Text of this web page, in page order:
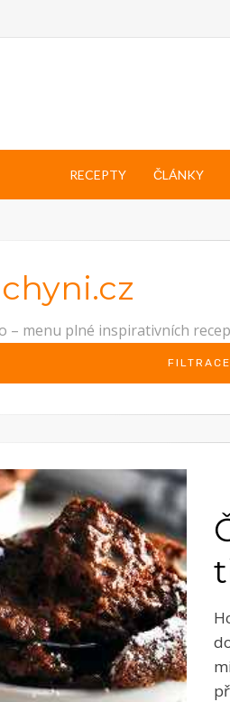
RECEPTY ČLÁNKY
– menu plné inspirativních